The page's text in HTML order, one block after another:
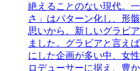
絶えることのない現代。
さ」はパターン化し、形
思いから、新しいグラビ
ました。グラビアと言え
にした企画が多い中、女
ロデューサーに据え、豊